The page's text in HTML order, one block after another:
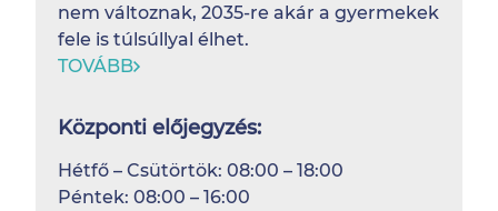
nem változnak, 2035-re akár a gyermekek
fele is túlsúllyal élhet.
TOVÁBB
Központi előjegyzés:
Hétfő – Csütörtök: 08:00 – 18:00
Péntek: 08:00 – 16:00